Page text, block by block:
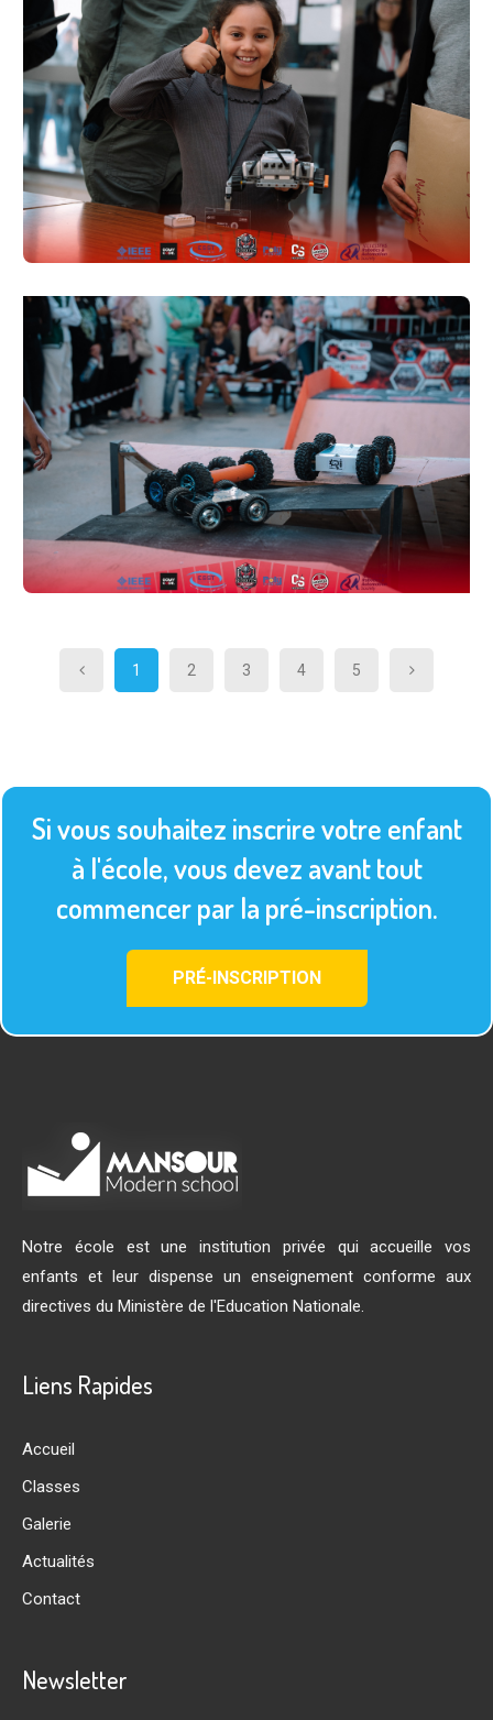
1 2 3 4 5
Si vous souhaitez inscrire votre enfant
à l'école, vous devez avant tout
commencer par la pré-inscription.
PRÉ-INSCRIPTION
Notre école est une institution privée qui accueille vos
enfants et leur dispense un enseignement conforme aux
directives du Ministère de l'Education Nationale.
Liens Rapides
Accueil
Classes
Galerie
Actualités
Contact
Newsletter